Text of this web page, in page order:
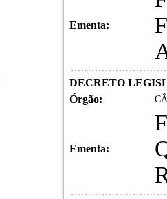
Ementa:
DECRETO
Órgão:
Ementa: